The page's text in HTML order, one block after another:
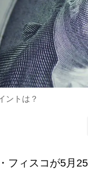
ントは？
フィスコが5月